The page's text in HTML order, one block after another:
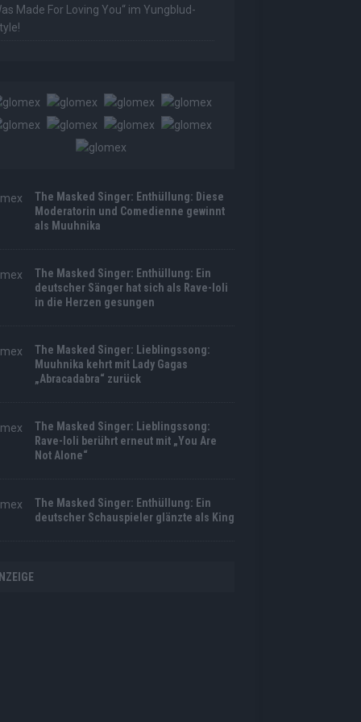
Made For Loving You“ im Yungblud-
The Masked Singer: Enthüllung: Diese
Moderatorin und Comedienne gewinnt
als Muuhnika
The Masked Singer: Enthüllung: Ein
deutscher Sänger hat sich als Rave-Ioli
in die Herzen gesungen
The Masked Singer: Lieblingssong:
Muuhnika kehrt mit Lady Gagas
„Abracadabra“ zurück
The Masked Singer: Lieblingssong:
Rave-Ioli berührt erneut mit „You Are
Not Alone“
The Masked Singer: Enthüllung: Ein
deutscher Schauspieler glänzte als King